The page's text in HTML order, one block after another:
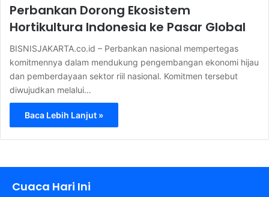
Perbankan Dorong Ekosistem
Hortikultura Indonesia ke Pasar Global
BISNISJAKARTA.co.id – Perbankan nasional mempertegas
komitmennya dalam mendukung pengembangan ekonomi hijau
dan pemberdayaan sektor riil nasional. Komitmen tersebut
diwujudkan melalui…
Baca Lebih Lanjut »
Cuaca Hari Ini